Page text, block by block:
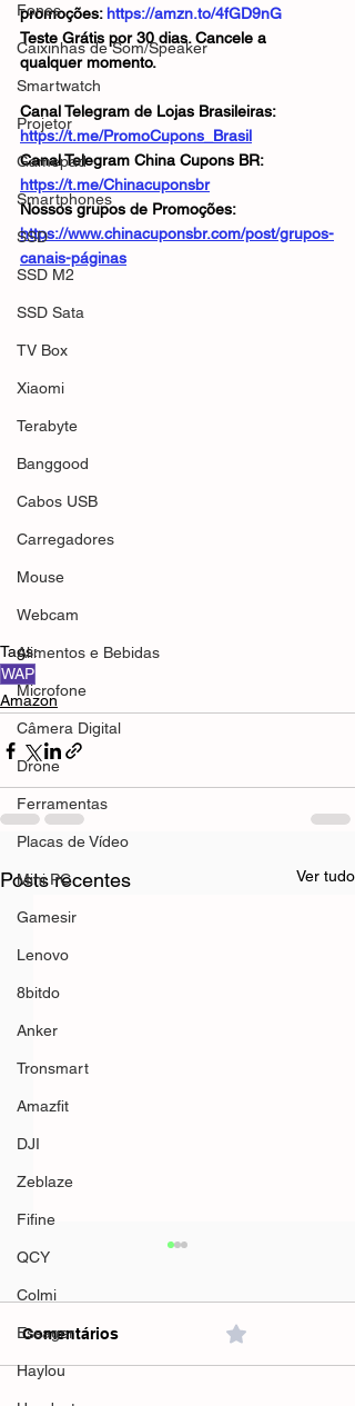
Fones
Caixinhas de Som/Speaker
Smartwatch
Projetor
Gamepad
Smartphones
SSD
SSD M2
SSD Sata
TV Box
Xiaomi
Terabyte
Banggood
Cabos USB
Carregadores
Mouse
Webcam
Alimentos e Bebidas
Microfone
Câmera Digital
Drone
Ferramentas
Placas de Vídeo
Mini PC
Gamesir
Lenovo
8bitdo
Anker
Tronsmart
Amazfit
DJI
Zeblaze
Fifine
QCY
Colmi
Essager
Haylou
promoções: https://amzn.to/4fGD9nG
Teste Grátis por 30 dias. Cancele a
qualquer momento.
Canal Telegram de Lojas Brasileiras:
https://t.me/PromoCupons_Brasil
Canal Telegram China Cupons BR:
https://t.me/Chinacuponsbr
Nossos grupos de Promoções:
https://www.chinacuponsbr.com/post/grupos-
canais-páginas
Tags:
WAP
Amazon
Posts recentes Ver tudo
Comentários